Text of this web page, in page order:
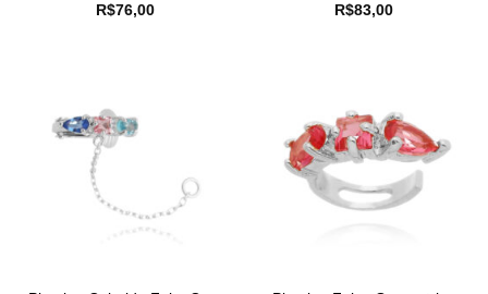
R$76,00
R$83,00